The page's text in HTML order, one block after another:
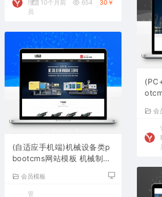
理
员
10个月前 654 30￥
(自适应手机端)机械设备类p
bootcms网站模板 机械制造
会员模板
管
会